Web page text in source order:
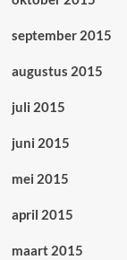
september 2015
augustus 2015
juli 2015
juni 2015
mei 2015
april 2015
maart 2015